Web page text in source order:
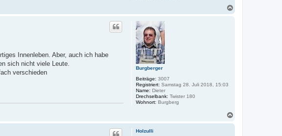
Burgberger
Beiträge: 3007
Registriert: Samstag 28. Juli 2018, 15:03
Name: Dieter
Drechselbank: Twister 180
Wohnort: Burgberg
Innenleben. Aber, auch ich habe
sich nicht viele Leute.
verschieden
Holzulli